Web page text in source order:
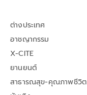
ต่างประเทศ
อาชญากรรม
X-CITE
ยานยนต์
สาธารณสุข-คุณภาพชีวิต